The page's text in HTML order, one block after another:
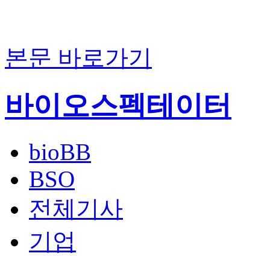
본문 바로가기
바이오스펙테이터
bioBB
BSO
전체기사
기업